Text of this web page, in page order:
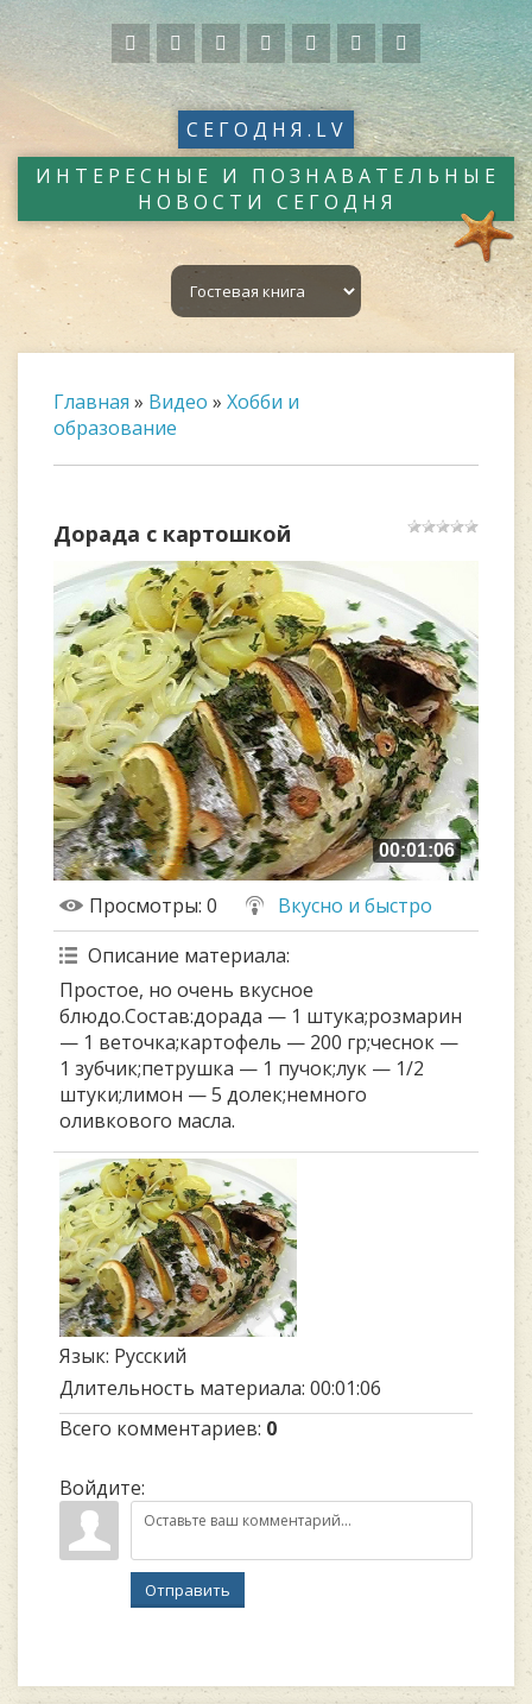
СЕГОДНЯ.LV
ИНТЕРЕСНЫЕ И ПОЗНАВАТЕЛЬНЫЕ
НОВОСТИ СЕГОДНЯ
Главная » Видео » Хобби и
образование
Дорада с картошкой
00:01:06
Просмотры: 0
Вкусно и быстро
Описание материала:
Простое, но очень вкусное
блюдо.Состав:дорада — 1 штука;розмарин
— 1 веточка;картофель — 200 гр;чеснок —
1 зубчик;петрушка — 1 пучок;лук — 1/2
штуки;лимон — 5 долек;немного
оливкового масла.
Язык: Русский
Длительность материала: 00:01:06
Всего комментариев: 0
Войдите:
Отправить